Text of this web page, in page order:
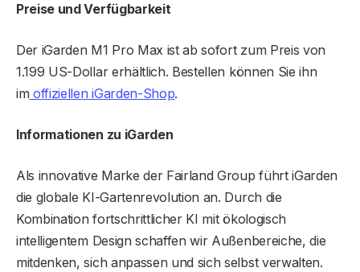
Preise und Verfügbarkeit
Der iGarden M1 Pro Max ist ab sofort zum Preis von
1.199 US-Dollar erhältlich. Bestellen können Sie ihn
im offiziellen iGarden-Shop.
Informationen zu iGarden
Als innovative Marke der Fairland Group führt iGarden
die globale KI-Gartenrevolution an. Durch die
Kombination fortschrittlicher KI mit ökologisch
intelligentem Design schaffen wir Außenbereiche, die
mitdenken, sich anpassen und sich selbst verwalten.